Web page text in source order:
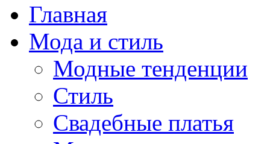
Главная
Мода и стиль
Модные тенденции
Стиль
Свадебные платья